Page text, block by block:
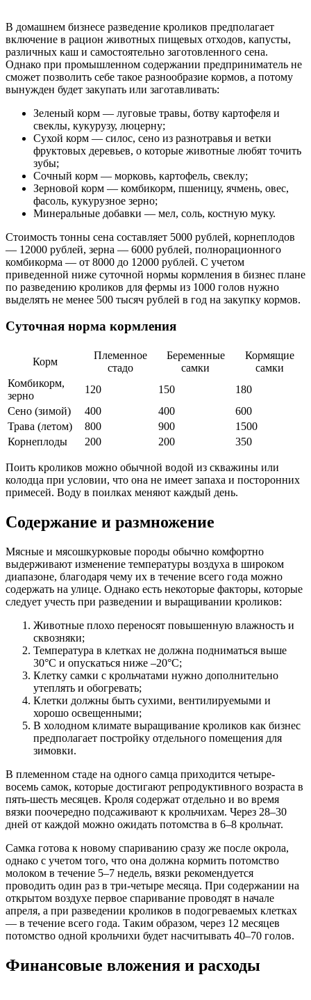
В домашнем бизнесе разведение кроликов предполагает
включение в рацион животных пищевых отходов, капусты,
различных каш и самостоятельно заготовленного сена.
Однако при промышленном содержании предприниматель не
сможет позволить себе такое разнообразие кормов, а потому
вынужден будет закупать или заготавливать:
Зеленый корм — луговые травы, ботву картофеля и
свеклы, кукурузу, люцерну;
Сухой корм — силос, сено из разнотравья и ветки
фруктовых деревьев, о которые животные любят точить
зубы;
Сочный корм — морковь, картофель, свеклу;
Зерновой корм — комбикорм, пшеницу, ячмень, овес,
фасоль, кукурузное зерно;
Минеральные добавки — мел, соль, костную муку.
Стоимость тонны сена составляет 5000 рублей, корнеплодов
— 12000 рублей, зерна — 6000 рублей, полнорационного
комбикорма — от 8000 до 12000 рублей. С учетом
приведенной ниже суточной нормы кормления в бизнес плане
по разведению кроликов для фермы из 1000 голов нужно
выделять не менее 500 тысяч рублей в год на закупку кормов.
Суточная норма кормления
Корм
Племенное
стадо
Беременные
самки
Кормящие
самки
Комбикорм,
зерно
120 150
180
Сено (зимой)
400 400
600
Трава (летом)
800 900
1500
Корнеплоды
200 200 350
Поить кроликов можно обычной водой из скважины или
колодца при условии, что она не имеет запаха и посторонних
примесей. Воду в поилках меняют каждый день.
Содержание и размножение
Мясные и мясошкурковые породы обычно комфортно
выдерживают изменение температуры воздуха в широком
диапазоне, благодаря чему их в течение всего года можно
содержать на улице. Однако есть некоторые факторы, которые
следует учесть при разведении и выращивании кроликов:
Животные плохо переносят повышенную влажность и
сквозняки;
Температура в клетках не должна подниматься выше
30°С и опускаться ниже –20°С;
Клетку самки с крольчатами нужно дополнительно
утеплять и обогревать;
Клетки должны быть сухими, вентилируемыми и
хорошо освещенными;
В холодном климате выращивание кроликов как бизнес
предполагает постройку отдельного помещения для
зимовки.
В племенном стаде на одного самца приходится четыре-
восемь самок, которые достигают репродуктивного возраста в
пять-шесть месяцев. Кроля содержат отдельно и во время
вязки поочередно подсаживают к крольчихам. Через 28–30
дней от каждой можно ожидать потомства в 6–8 крольчат.
Самка готова к новому спариванию сразу же после окрола,
однако с учетом того, что она должна кормить потомство
молоком в течение 5–7 недель, вязки рекомендуется
проводить один раз в три-четыре месяца. При содержании на
открытом воздухе первое спаривание проводят в начале
апреля, а при разведении кроликов в подогреваемых клетках
— в течение всего года. Таким образом, через 12 месяцев
потомство одной крольчихи будет насчитывать 40–70 голов.
Финансовые вложения и расходы